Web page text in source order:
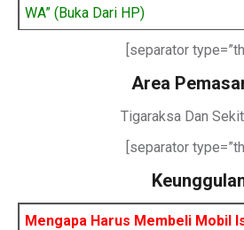
WA” (Buka Dari HP)
[separator
Area
Tigaraksa Dan
[separator
Mengapa Harus Membeli Mobil